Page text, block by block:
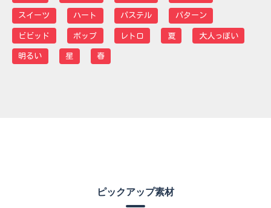
スイーツ ハート パステル パターン
ビビッド ポップ レトロ 夏 大人っぽい
明るい 星 春
ピックアップ素材